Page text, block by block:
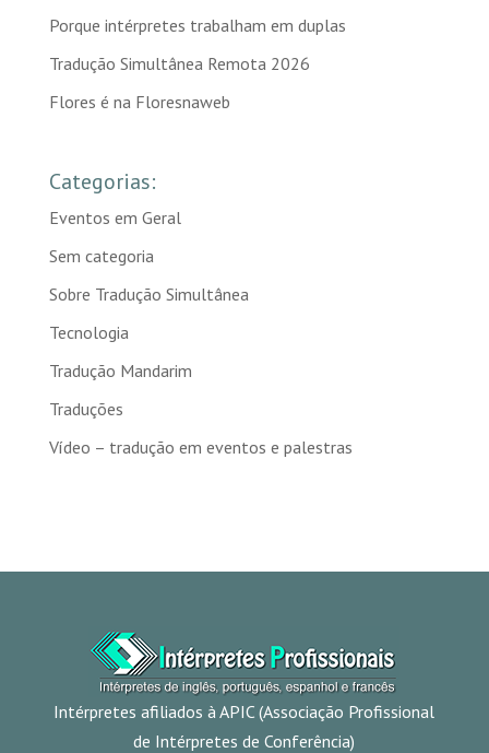
Porque intérpretes trabalham em duplas
Tradução Simultânea Remota 2026
Flores é na Floresnaweb
Categorias:
Eventos em Geral
Sem categoria
Sobre Tradução Simultânea
Tecnologia
Tradução Mandarim
Traduções
Vídeo – tradução em eventos e palestras
Intérpretes afiliados à APIC (Associação Profissional
de Intérpretes de Conferência)